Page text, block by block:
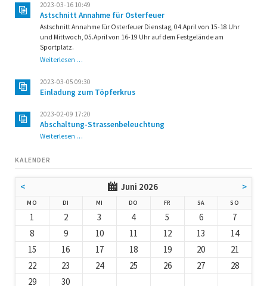
2023-03-16 10:49
Astschnitt Annahme für Osterfeuer
Astschnitt Annahme für Osterfeuer Dienstag, 04.April von 15-18 Uhr
und Mittwoch, 05.April von 16-19 Uhr auf dem Festgelände am
Sportplatz.
Weiterlesen …
für
Osterfeuer
2023-03-05 09:30
Einladung zum Töpferkrus
2023-02-09 17:20
Abschaltung-Strassenbeleuchtung
Weiterlesen …Abschaltung-
KALENDER
< Juni 2026 >
MO DI MI DO NNERSTAG
FR SA SO
1 2 3 4 5 6
7
8
9 10 11 12 13
14
15
16 17 18 19 20
21
22
23 24 25 26 27
28
29
30